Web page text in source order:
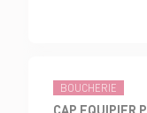
BOUCHERIE
CAP EQUIPIER